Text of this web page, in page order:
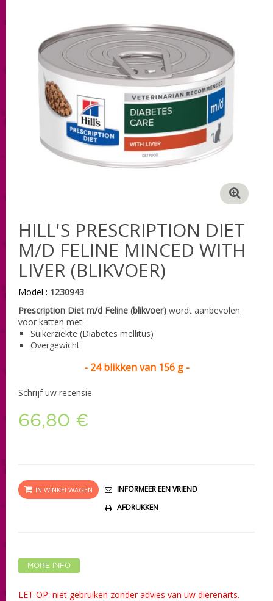
HILL'S PRESCRIPTION DIET
M/D FELINE MINCED WITH
LIVER (BLIKVOER)
Model : 1230943
Prescription Diet m/d Feline (blikvoer) wordt aanbevolen
voor katten met:
Suikerziekte (Diabetes mellitus)
Overgewicht
- 24 blikken van 156 g -
Schrijf uw recensie
66,80 €
IN WINKELWAGEN
INFORMEER EEN VRIEND
AFDRUKKEN
MORE INFO
LET OP: niet gebruiken zonder advies van uw dierenarts.